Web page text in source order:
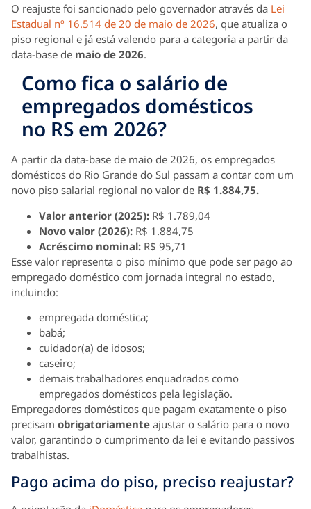
O reajuste foi sancionado pelo governador através da Lei
Estadual nº 16.514 de 20 de maio de 2026, que atualiza o
piso regional e já está valendo para a categoria a partir da
data-base de maio de 2026.
Como fica o salário de
empregados domésticos
no RS em 2026?
A partir da data-base de maio de 2026, os empregados
domésticos do Rio Grande do Sul passam a contar com um
novo piso salarial regional no valor de R$ 1.884,75.
Valor anterior (2025): R$ 1.789,04
Novo valor (2026): R$ 1.884,75
Acréscimo nominal: R$ 95,71
Esse valor representa o piso mínimo que pode ser pago ao
empregado doméstico com jornada integral no estado,
incluindo:
empregada doméstica;
babá;
cuidador(a) de idosos;
caseiro;
demais trabalhadores enquadrados como
empregados domésticos pela legislação.
Empregadores domésticos que pagam exatamente o piso
precisam obrigatoriamente ajustar o salário para o novo
valor, garantindo o cumprimento da lei e evitando passivos
trabalhistas.
Pago acima do piso, preciso reajustar?